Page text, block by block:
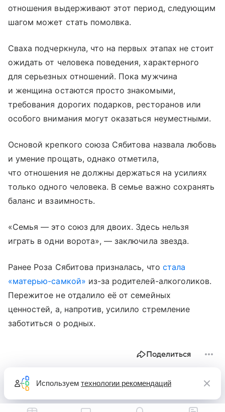
отношения выдерживают этот период, следующим
шагом может стать помолвка.
Сваха подчеркнула, что на первых этапах не стоит
ожидать от человека поведения, характерного
для серьезных отношений. Пока мужчина
и женщина остаются просто знакомыми,
требования дорогих подарков, ресторанов или
особого внимания могут оказаться неуместными.
Основой крепкого союза Сябитова назвала любовь
и умение прощать, однако отметила,
что отношения не должны держаться на усилиях
только одного человека. В семье важно сохранять
баланс и взаимность.
«Семья — это союз для двоих. Здесь нельзя
играть в одни ворота», — заключила звезда.
Ранее Роза Сябитова призналась, что стала
«матерью-самкой» из-за родителей-алкоголиков.
Пережитое не отдалило её от семейных
ценностей, а, напротив, усилило стремление
заботиться о родных.
Поделиться
Используем технологии рекомендаций